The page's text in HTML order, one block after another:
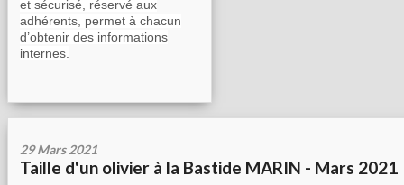
et sécurisé, réservé aux
adhérents, permet à chacun
d’obtenir des informations
internes.
29 Mars 2021
Taille d'un olivier à la Bastide MARIN - Mars 2021